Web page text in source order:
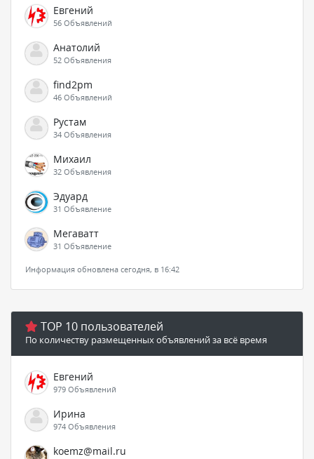
Евгений
56 Объявлений
Анатолий
52 Объявления
find2pm
46 Объявлений
Рустам
34 Объявления
Михаил
32 Объявления
Эдуард
31 Объявление
Мегаватт
31 Объявление
Информация обновлена сегодня, в 16:42
TOP 10 пользователей
По количеству размещенных объявлений за всё время
Евгений
979 Объявлений
Ирина
974 Объявления
koemz@mail.ru